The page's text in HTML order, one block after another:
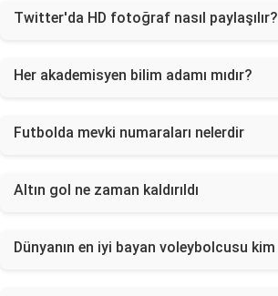
Twitter'da HD fotoğraf nasıl paylaşılır?
Her akademisyen bilim adamı mıdır?
Futbolda mevki numaraları nelerdir
Altın gol ne zaman kaldırıldı
Dünyanın en iyi bayan voleybolcusu kim